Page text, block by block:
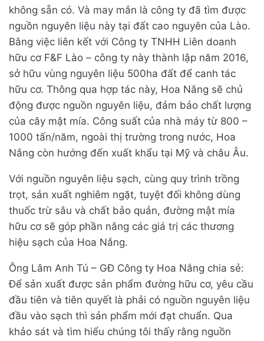
không sẵn có. Và may mắn là công ty đã tìm được
nguồn nguyên liệu này tại đất cao nguyên của Lào.
Bằng việc liên kết với Công ty TNHH Liên doanh
hữu cơ F&F Lào – công ty này thành lập năm 2016,
sở hữu vùng nguyên liệu 500ha đất để canh tác
hữu cơ. Thông qua hợp tác này, Hoa Nắng sẽ chủ
động được nguồn nguyên liệu, đảm bảo chất lượng
của cây mật mía. Công suất của nhà máy từ 800 –
1000 tấn/năm, ngoài thị trường trong nước, Hoa
Nắng còn hướng đến xuất khẩu tại Mỹ và châu Âu.
Với nguồn nguyên liệu sạch, cùng quy trình trồng
trọt, sản xuất nghiêm ngặt, tuyệt đối không dùng
thuốc trừ sâu và chất bảo quản, đường mật mía
hữu cơ sẽ góp phần nâng các giá trị các thương
hiệu sạch của Hoa Nắng.
Ông Lâm Anh Tú – GĐ Công ty Hoa Nắng chia sẻ:
Để sản xuất được sản phẩm đường hữu cơ, yêu cầu
đầu tiên và tiên quyết là phải có nguồn nguyên liệu
đầu vào sạch thì sản phẩm mới đạt chuẩn. Qua
khảo sát và tìm hiểu chúng tôi thấy rằng nguồn